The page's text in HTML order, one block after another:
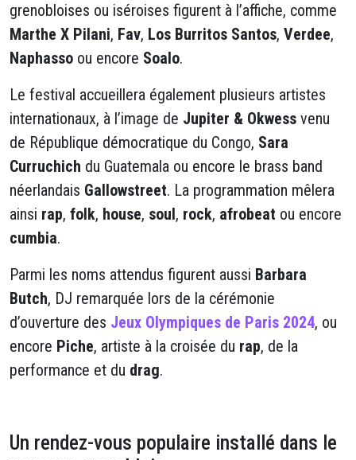
grenobloises ou iséroises figurent à l’affiche, comme
Marthe X Pilani, Fav, Los Burritos Santos, Verdee,
Naphasso ou encore Soalo.
Le festival accueillera également plusieurs artistes
internationaux, à l’image de Jupiter & Okwess venu
de République démocratique du Congo, Sara
Curruchich du Guatemala ou encore le brass band
néerlandais Gallowstreet. La programmation mêlera
ainsi rap, folk, house, soul, rock, afrobeat ou encore
cumbia.
Parmi les noms attendus figurent aussi Barbara
Butch, DJ remarquée lors de la cérémonie
d’ouverture des Jeux Olympiques de Paris 2024, ou
encore Piche, artiste à la croisée du rap, de la
performance et du drag.
Un rendez-vous populaire installé dans le